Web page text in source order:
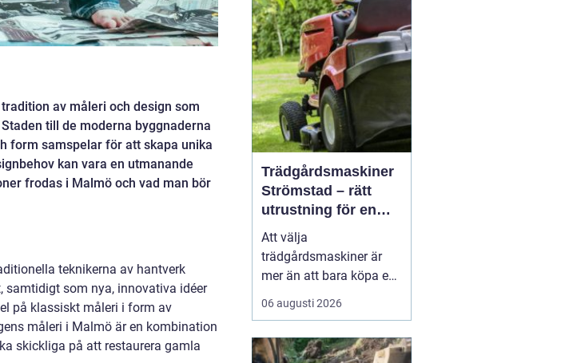
av måleri och design som
till de moderna byggnaderna
form samspelar för att skapa unika
kan vara en utmanande
frodas i Malmö och vad man bör
teknikerna av hantverk
samtidigt som nya, innovativa idéer
på klassiskt måleri i form av
måleri i Malmö är en kombination
skickliga på att restaurera gamla
söker efter Glasmästare
Bollebygd handlar det
ofta om mer än ett
snabbt...
Trädgårdsmaskiner
Strömstad – rätt
utrustning för en
effektiv och hållbar
trädgård
Att välja
trädgårdsmaskiner är
mer än att bara köpa en
gräsklippare eller en
trimmer. För den som
med kustklimat,
06 augusti 2026